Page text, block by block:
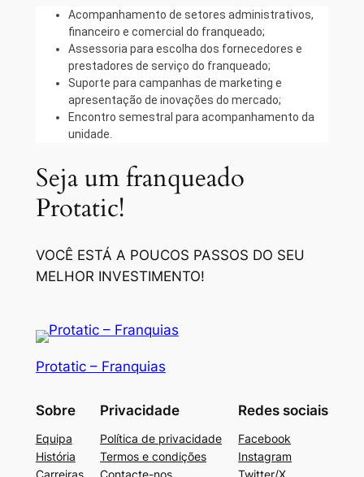
Acompanhamento de setores administrativos,
financeiro e comercial do franqueado;
Assessoria para escolha dos fornecedores e
prestadores de serviço do franqueado;
Suporte para campanhas de marketing e
apresentação de inovações do mercado;
Encontro semestral para acompanhamento da
unidade.
Seja um franqueado
Protatic!
VOCÊ ESTÁ A POUCOS PASSOS DO SEU
MELHOR INVESTIMENTO!
Protatic – Franquias
Sobre
Equipa
História
Privacidade
Política de privacidade
Termos e condições
Redes sociais
Facebook
Instagram